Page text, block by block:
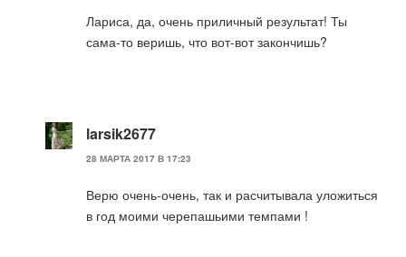
Лариса, да, очень приличный результат! Ты
сама-то веришь, что вот-вот закончишь?
larsik2677
28 МАРТА 2017 В 17:23
Верю очень-очень, так и расчитывала уложиться
в год моими черепашьими темпами !